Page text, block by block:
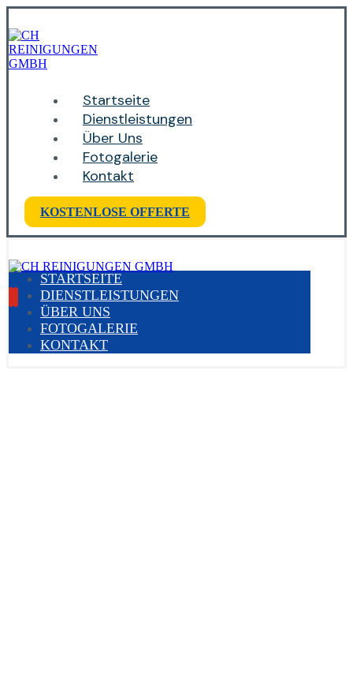
Startseite
Dienstleistungen
Über Uns
Fotogalerie
Kontakt
KOSTENLOSE OFFERTE
STARTSEITE
DIENSTLEISTUNGEN
ÜBER UNS
FOTOGALERIE
KONTAKT